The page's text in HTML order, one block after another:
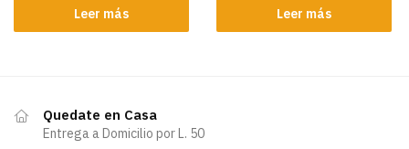
Leer más Leer más
Quedate en Casa
Entrega a Domicilio por L. 50